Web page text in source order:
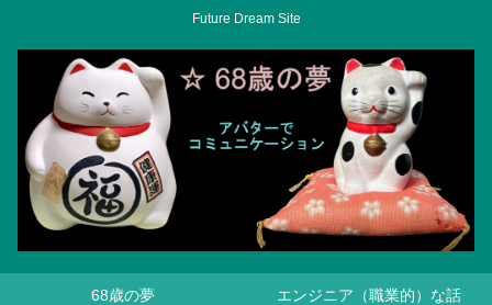
Future Dream Site
68歳の夢
エンジニア（職業的）な話